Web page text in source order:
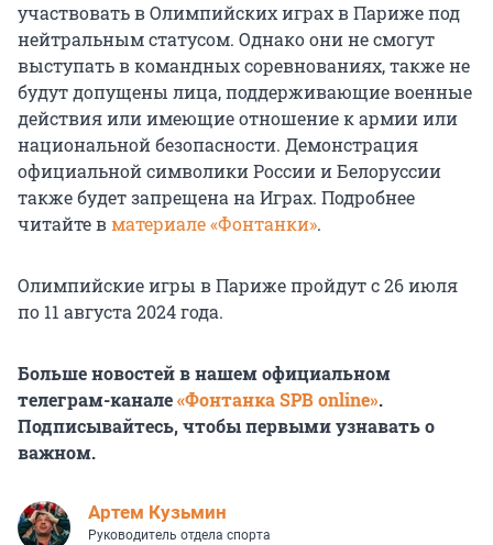
участвовать в Олимпийских играх в Париже под
нейтральным статусом. Однако они не смогут
выступать в командных соревнованиях, также не
будут допущены лица, поддерживающие военные
действия или имеющие отношение к армии или
национальной безопасности. Демонстрация
официальной символики России и Белоруссии
также будет запрещена на Играх. Подробнее
читайте вматериале «Фонтанки».
Олимпийские игры в Париже пройдут с 26 июля
по 11 августа 2024 года.
Больше новостей в нашем официальном
телеграм-канале«Фонтанка SPB online».
Подписывайтесь, чтобы первыми узнавать о
важном.
Артем Кузьмин
Руководитель отдела спорта